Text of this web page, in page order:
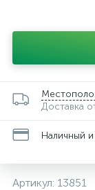
Доставка
Наличный
Артикул: 13851